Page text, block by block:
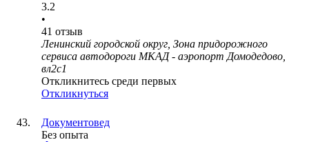
3.2
•
41 отзыв
Ленинский городской округ, Зона придорожного
сервиса автодороги МКАД - аэропорт Домодедово,
вл2с1
Откликнитесь среди первых
Откликнуться
Документовед
Без опыта